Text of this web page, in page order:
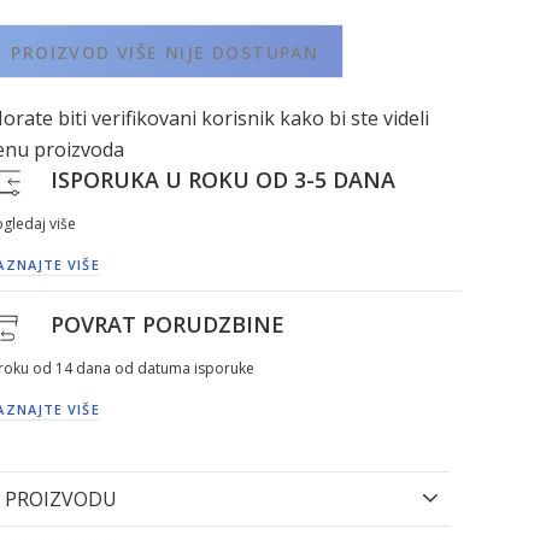
PROIZVOD VIŠE NIJE DOSTUPAN
biti verifikovani korisnik kako bi ste videli
proizvoda
ISPORUKA U ROKU OD 3-5 DANA
više
VIŠE
POVRAT PORUDZBINE
od 14 dana od datuma isporuke
VIŠE
PROIZVODU